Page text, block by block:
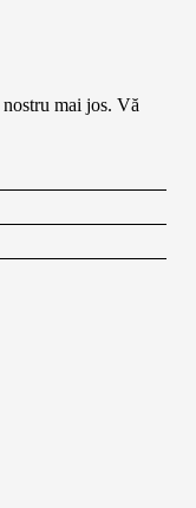
mai jos. Vă